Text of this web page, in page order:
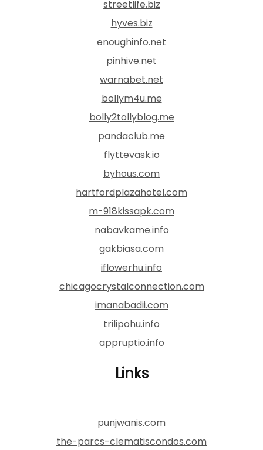
streetlife.biz
hyves.biz
enoughinfo.net
pinhive.net
warnabet.net
bollym4u.me
bolly2tollyblog.me
pandaclub.me
flyttevask.io
byhous.com
hartfordplazahotel.com
m-918kissapk.com
nabavkame.info
gakbiasa.com
iflowerhu.info
chicagocrystalconnection.com
imanabadii.com
trilipohu.info
appruptio.info
Links
punjwanis.com
the-parcs-clematiscondos.com